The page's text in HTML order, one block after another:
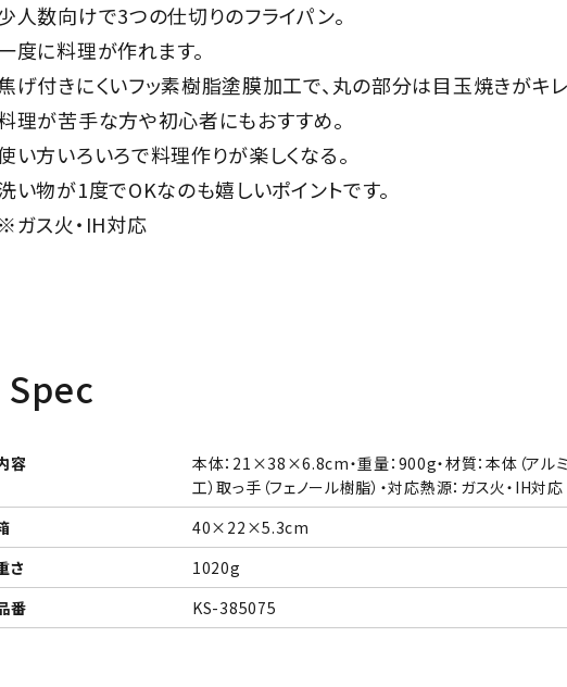
人数向けで3つの仕切りのフライパン。
度に料理が作れます。
げ付きにくいフッ素樹脂塗膜加工で、丸の部分は目玉焼きがキレ
理が苦手な方や初心者にもおすすめ。
い方いろいろで料理作りが楽しくなる。
い物が1度でOKなのも嬉しいポイントです。
※ガス火・IH対応
Spec
容
本体：21×38×6.8cm・重量：900g・材質：本体（アル
工）取っ手（フェノール樹脂）・対応熱源：ガス火・IH対応
40×22×5.3cm
さ
1020g
番
KS-385075